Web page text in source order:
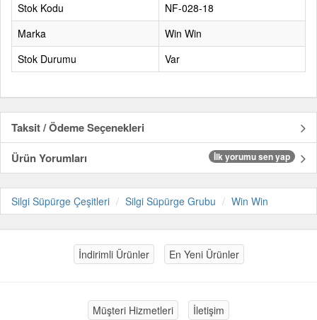
Stok Kodu
NF-028-18
Marka
Win Win
Stok Durumu
Var
Taksit / Ödeme Seçenekleri
Ürün Yorumları
İlk yorumu sen yap
Silgi Süpürge Çeşitleri Silgi Süpürge Grubu Win Win
İndirimli Ürünler En Yeni Ürünler
Müşteri Hizmetleri İletişim